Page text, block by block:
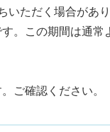
ただく場合があ
。この期間は通常
ご確認ください。